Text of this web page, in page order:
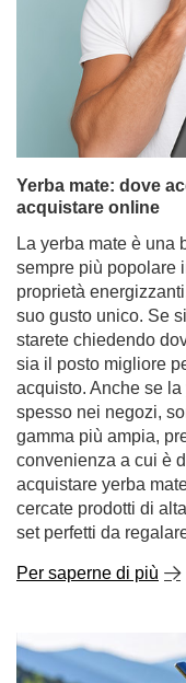
Yerba mate: dove
acquistare online
La yerba mate è una
sempre più popolare
proprietà
suo gusto unico. Se
starete chiedendo
sia il posto migliore
acquisto. Anche se
spesso nei negozi,
gamma più ampia,
convenienza a cui è
acquistare yerba
cercate prodotti di
set perfetti da
Per saperne di più